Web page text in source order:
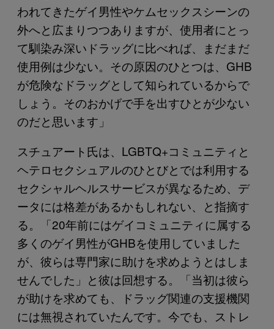
われてきたゲイ男性やケムセックスシーンの
外へと広まりつつありますが、使用者にとっ
て馴染み深いドラッグに比べれば、まだまだ
使用例は少ない。その原因のひとつは、GHB
が危険なドラッグとして知られているからで
しょう。そのおかげで手を出すひとが少ない
のだと思います」
スチュアート氏は、LGBTQ+コミュニティと
ヘテロセクシュアルのひとびとでは利用する
セクシャルヘルスサービスが異なるため、デ
ータには格差があるかもしれない、と指摘す
る。「20年前にはゲイコミュニティに属する
多くのゲイ男性がGHBを使用していました
が、彼らは専門家に助けを求めようとはしま
せんでした」と彼は回想する。「当初は彼ら
が助けを求めても、ドラッグ関連の支援機関
には無視されていたんです。今でも、ストレ